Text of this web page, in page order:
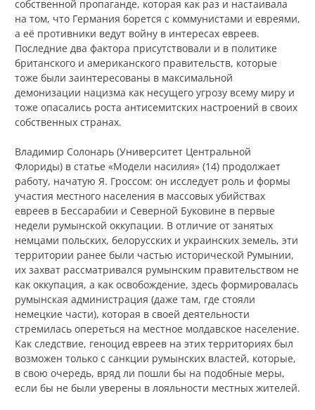
собственной пропаганде, которая как раз и настаивала
на том, что Германия борется с коммунистами и евреями,
а её противники ведут войну в интересах евреев.
Последние два фактора присутствовали и в политике
британского и американского правительств, которые
тоже были заинтересованы в максимальной
демонизации нацизма как несущего угрозу всему миру и
тоже опасались роста антисемитских настроений в своих
собственных странах.
Владимир Солонарь (Университет Центральной
Флориды) в статье «Модели насилия» (14) продолжает
работу, начатую Я. Гроссом: он исследует роль и формы
участия местного населения в массовых убийствах
евреев в Бессарабии и Северной Буковине в первые
недели румынской оккупации. В отличие от занятых
немцами польских, белорусских и украинских земель, эти
территории ранее были частью исторической Румынии,
их захват рассматривался румынским правительством не
как оккупация, а как освобождение, здесь формировалась
румынская администрация (даже там, где стояли
немецкие части), которая в своей деятельности
стремилась опереться на местное молдавское население.
Как следствие, геноцид евреев на этих территориях был
возможен только с санкции румынских властей, которые,
в свою очередь, вряд ли пошли бы на подобные меры,
если бы не были уверены в лояльности местных жителей.